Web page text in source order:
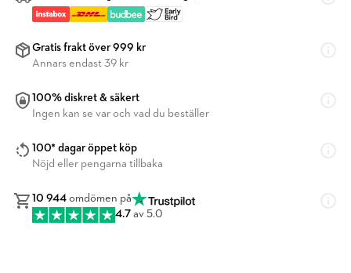
Gratis frakt över 999 kr
Annars endast 39 kr
100% diskret & säkert
Ingen kan se var och vad du beställer
100* dagar öppet köp
Nöjd eller pengarna tillbaka
10 944 omdömen på
4.7 av 5.0